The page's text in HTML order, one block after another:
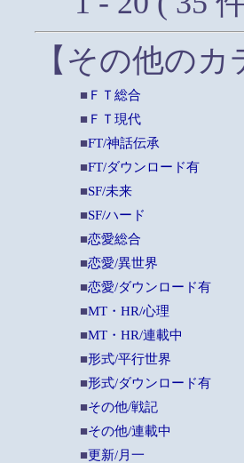
【その他のカ
■ＦＴ総合
■ＦＴ現代
■FT/神話伝承
■FT/ダウンロード有
■SF/未来
■SF/ハード
■恋愛総合
■恋愛/異世界
■恋愛/ダウンロード有
■MT・HR/心理
■MT・HR/連載中
■形式/平行世界
■形式/ダウンロード有
■その他/戦記
■その他/連載中
■更新/月一